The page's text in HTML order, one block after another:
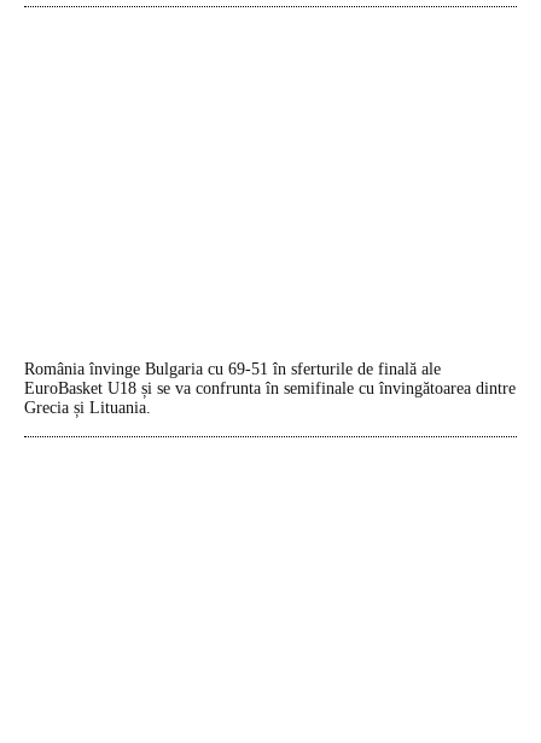
România învinge Bulgaria cu 69-51 în sferturile de finală ale
EuroBasket U18 și se va confrunta în semifinale cu învingătoarea dintre
Grecia și Lituania.